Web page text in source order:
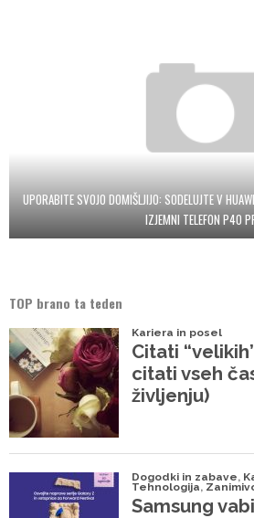
UPORABITE SVOJO DOMIŠLJIJO: SODELUJTE V
IZJEMNI TELEFON P40
TOP brano ta teden